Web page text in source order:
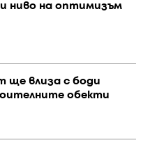
ниво на оптимизъм
ще влиза с боди
обекти